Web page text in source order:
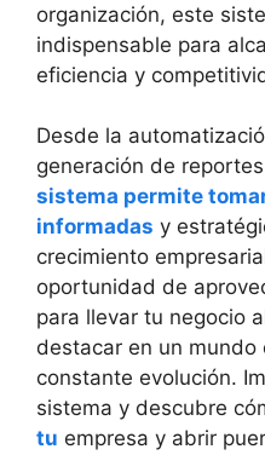
organización, este
indispensable para
eficiencia y
Desde la
generación de
sistema permite
informadas y
crecimiento
oportunidad de
para llevar tu negocio
destacar en un mundo
constante evolución.
sistema y descubre
tu empresa y abrir